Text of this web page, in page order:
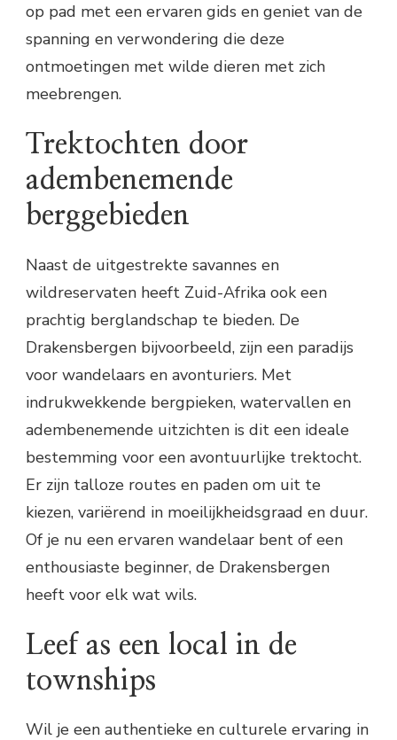
op pad met een ervaren gids en geniet van de
spanning en verwondering die deze
ontmoetingen met wilde dieren met zich
meebrengen.
Trektochten door
adembenemende
berggebieden
Naast de uitgestrekte savannes en
wildreservaten heeft Zuid-Afrika ook een
prachtig berglandschap te bieden. De
Drakensbergen bijvoorbeeld, zijn een paradijs
voor wandelaars en avonturiers. Met
indrukwekkende bergpieken, watervallen en
adembenemende uitzichten is dit een ideale
bestemming voor een avontuurlijke trektocht.
Er zijn talloze routes en paden om uit te
kiezen, variërend in moeilijkheidsgraad en duur.
Of je nu een ervaren wandelaar bent of een
enthousiaste beginner, de Drakensbergen
heeft voor elk wat wils.
Leef as een local in de
townships
Wil je een authentieke en culturele ervaring in